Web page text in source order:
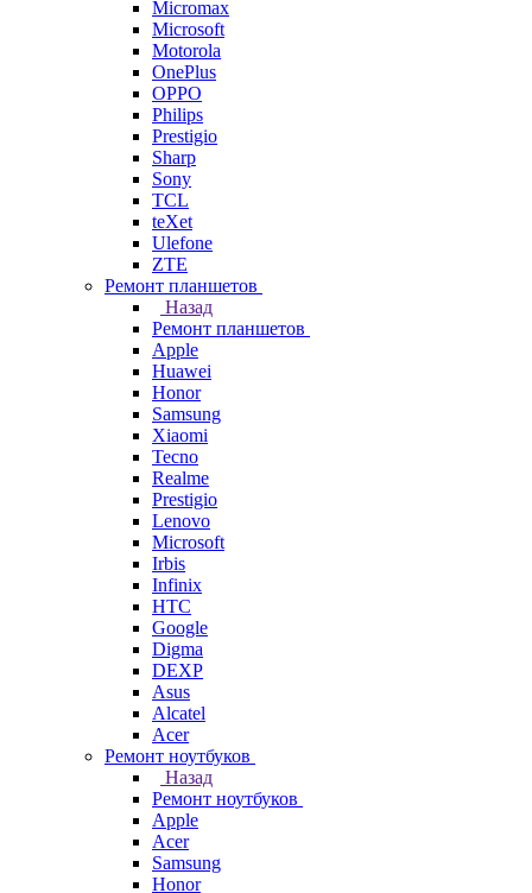
Micromax
Microsoft
Motorola
OnePlus
OPPO
Philips
Prestigio
Sharp
Sony
TCL
teXet
Ulefone
ZTE
Ремонт планшетов
Назад
Ремонт планшетов
Apple
Huawei
Honor
Samsung
Xiaomi
Tecno
Realme
Prestigio
Lenovo
Microsoft
Irbis
Infinix
HTC
Google
Digma
DEXP
Asus
Alcatel
Acer
Ремонт ноутбуков
Назад
Ремонт ноутбуков
Apple
Acer
Samsung
Honor